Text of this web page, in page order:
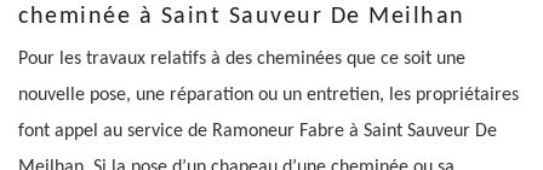
cheminée à Saint Sauveur De Meilhan
Pour les travaux relatifs à des cheminées que ce soit une
nouvelle pose, une réparation ou un entretien, les propriétaires
font appel au service de Ramoneur Fabre à Saint Sauveur De